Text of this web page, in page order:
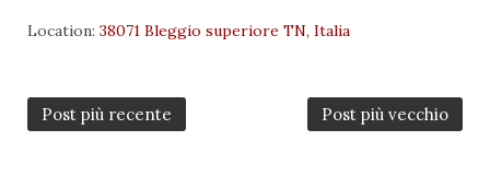
Location: 38071 Bleggio superiore TN, Italia
Post più recente Post più vecchio